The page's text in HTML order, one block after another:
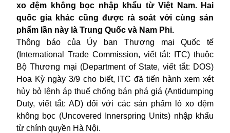
xo đệm không bọc nhập khẩu từ Việt Nam. Hai
quốc gia khác cũng được rà soát với cùng sản
phẩm lần này là Trung Quốc và Nam Phi.
Thông báo của Ủy ban Thương mại Quốc tế
(International Trade Commission, viết tắt: ITC) thuộc
Bộ Thương mại (Department of State, viết tắt: DOS)
Hoa Kỳ ngày 3/9 cho biết, ITC đã tiến hành xem xét
hủy bỏ lệnh áp thuế chống bán phá giá (Antidumping
Duty, viết tắt: AD) đối với các sản phẩm lò xo đệm
không bọc (Uncovered Innerspring Units) nhập khẩu
từ chính quyền Hà Nội.